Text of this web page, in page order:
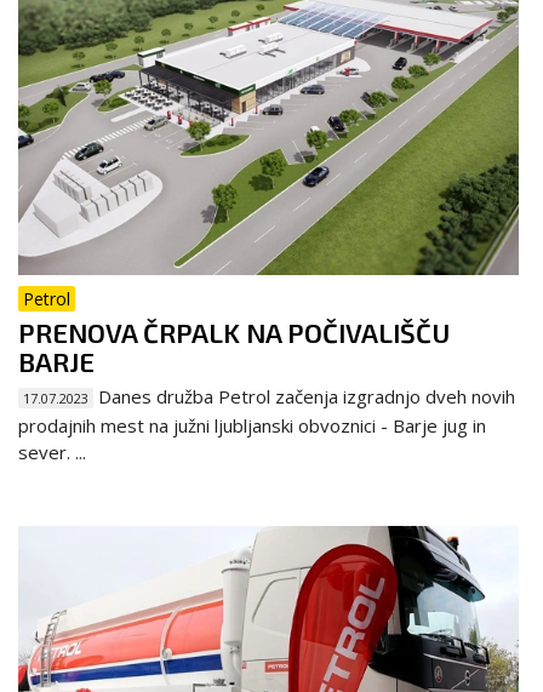
Petrol
PRENOVA ČRPALK NA POČIVALIŠČU
BARJE
17.07.2023
Danes družba Petrol začenja izgradnjo dveh novih
prodajnih mest na južni ljubljanski obvoznici - Barje jug in
sever. ...